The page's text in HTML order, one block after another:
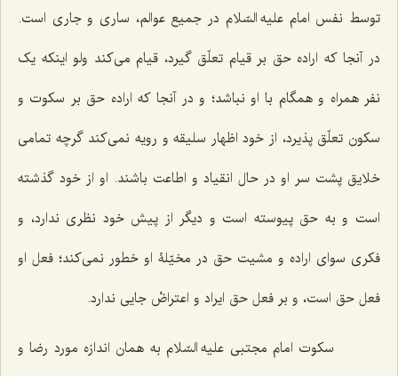
توسط نفس امام علیه السّلام در جمیع عوالم، ساری و جاری است.
در آنجا که اراده حق بر قیام تعلّق گیرد، قیام می‌کند ولو اینکه یک
نفر همراه و همگام با او نباشد؛ و در آنجا که اراده حق بر سکوت و
سکون تعلّق پذیرد، از خود اظهار سلیقه و رویه نمی‌کند گرچه تمامی
خلایق پشت سر او در حال انقیاد و اطاعت باشند. او از خود گذشته
است و به حق پیوسته است و دیگر از پیش خود نظری ندارد، و
فکری سوای اراده و مشیت حق در مخیّلۀ او خطور نمی‌کند؛ فعل او
فعل حق است، و بر فعل حق ایراد و اعتراضْ جایی ندارد.
سکوت امام مجتبی علیه السّلام به همان اندازه مورد رضا و